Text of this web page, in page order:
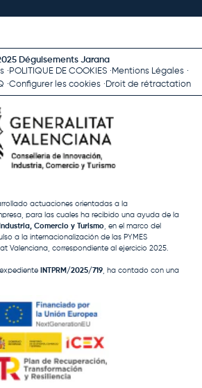
Déguisements Jarana
POLITIQUE DE COOKIES
Mentions Légales
Configurer les cookies Droit de rétractation
actuaciones orientadas a la
para las cuales ha recibido una ayuda de la
Comercio y Turismo , en el marco del
a la internacionalización de las PYMES
Valenciana, correspondiente al ejercicio 2025.
INTPRM/2025/719 , ha contado con una